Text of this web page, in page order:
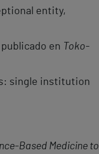
entity,
en Toko-
single institution
Based Medicine to